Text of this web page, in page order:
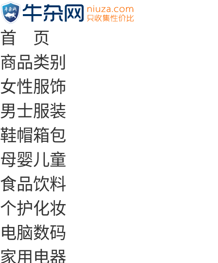
首 页
商品类别
女性服饰
男士服装
鞋帽箱包
母婴儿童
食品饮料
个护化妆
电脑数码
家用电器